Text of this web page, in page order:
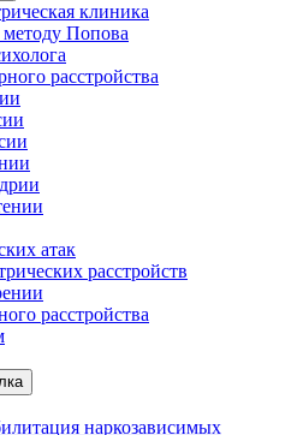
клиника
Попова
расстройства
атак
расстройств
расстройства
наркозависимых